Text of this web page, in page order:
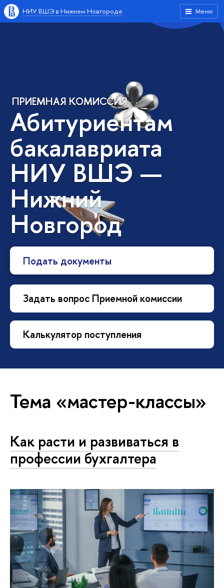
Меню
НИУ ВШЭ в Нижнем Новгороде
ПРИЕМНАЯ КОМИССИЯ
Абитуриентам
бакалавриата
НИУ ВШЭ —
Нижний
Новгород
Подать документы
Задать вопрос Приемной комиссии
Калькулятор поступления
Тема «мастер-классы»
Как расти и развиваться в
профессии бухгалтера